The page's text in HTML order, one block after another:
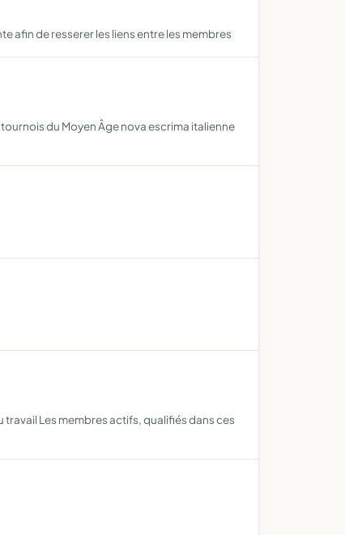
afin de resserer les liens entre les membres
du Moyen Âge nova escrima italienne
Les membres actifs, qualifiés dans ces